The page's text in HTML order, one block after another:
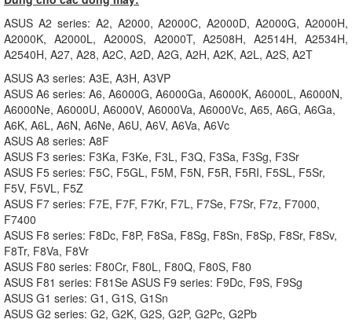
ASUS A2 series: A2, A2000, A2000C, A2000D, A2000G, A2000H,
A2000K, A2000L, A2000S, A2000T, A2508H, A2514H, A2534H,
A2540H, A27, A28, A2C, A2D, A2G, A2H, A2K, A2L, A2S, A2T
ASUS A3 series: A3E, A3H, A3VP
ASUS A6 series: A6, A6000G, A6000Ga, A6000K, A6000L, A6000N,
A6000Ne, A6000U, A6000V, A6000Va, A6000Vc, A65, A6G, A6Ga,
A6K, A6L, A6N, A6Ne, A6U, A6V, A6Va, A6Vc
ASUS A8 series: A8F
ASUS F3 series: F3Ka, F3Ke, F3L, F3Q, F3Sa, F3Sg, F3Sr
ASUS F5 series: F5C, F5GL, F5M, F5N, F5R, F5RI, F5SL, F5Sr,
F5V, F5VL, F5Z
ASUS F7 series: F7E, F7F, F7Kr, F7L, F7Se, F7Sr, F7z, F7000,
F7400
ASUS F8 series: F8Dc, F8P, F8Sa, F8Sg, F8Sn, F8Sp, F8Sr, F8Sv,
F8Tr, F8Va, F8Vr
ASUS F80 series: F80Cr, F80L, F80Q, F80S, F80
ASUS F81 series: F81Se ASUS F9 series: F9Dc, F9S, F9Sg
ASUS G1 series: G1, G1S, G1Sn
ASUS G2 series: G2, G2K, G2S, G2P, G2Pc, G2Pb